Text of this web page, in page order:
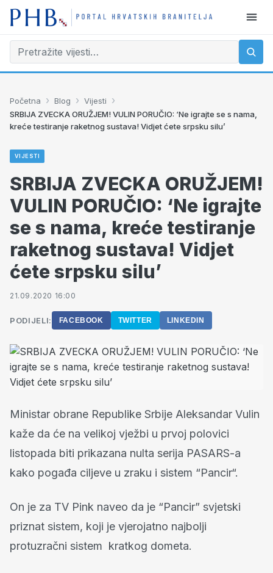
Početna › Blog › Vijesti ›
SRBIJA ZVECKA ORUŽJEM! VULIN PORUČIO: ‘Ne igrajte se s nama,
kreće testiranje raketnog sustava! Vidjet ćete srpsku silu’
VIJESTI
SRBIJA ZVECKA ORUŽJEM!
VULIN PORUČIO: ‘Ne igrajte
se s nama, kreće testiranje
raketnog sustava! Vidjet
ćete srpsku silu’
21.09.2020 16:00
PODIJELI: FACEBOOK TWITTER LINKEDIN
Ministar obrane Republike Srbije Aleksandar Vulin
kaže da će na velikoj vježbi u prvoj polovici
listopada biti prikazana nulta serija PASARS-a
kako pogađa ciljeve u zraku i sistem “Pancir“.
On je za TV Pink naveo da je “Pancir” svjetski
priznat sistem, koji je vjerojatno najbolji
protuzračni sistem kratkog dometa.